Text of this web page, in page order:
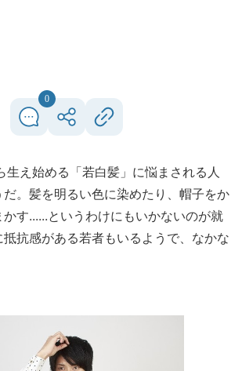
0
え始める「若白髪」に悩まされる人
だ。髪を明るい色に染めたり、帽子をか
す......というわけにもいかないのが就
抗感がある若者もいるようで、なかな